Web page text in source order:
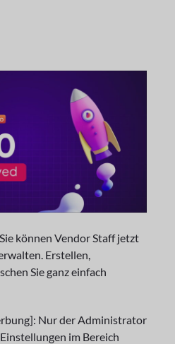
können Vendor Staff jetzt
Erstellen,
Sie ganz einfach
Nur der Administrator
im Bereich